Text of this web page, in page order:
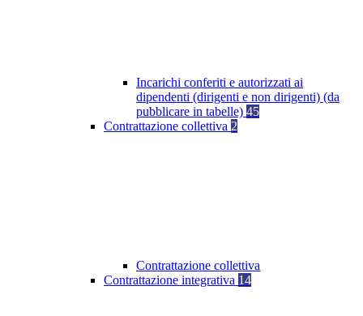
Incarichi conferiti e autorizzati ai
dipendenti (dirigenti e non dirigenti) (da
pubblicare in tabelle) 45
Contrattazione collettiva 2
Contrattazione collettiva
Contrattazione integrativa 14